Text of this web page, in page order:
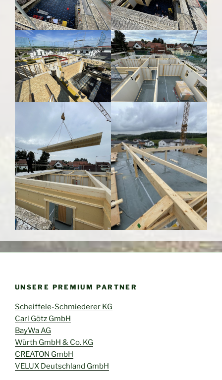
UNSERE PREMIUM PARTNER
Scheiffele-Schmiederer KG
Carl Götz GmbH
BayWa AG
Würth GmbH & Co. KG
CREATON GmbH
VELUX Deutschland GmbH